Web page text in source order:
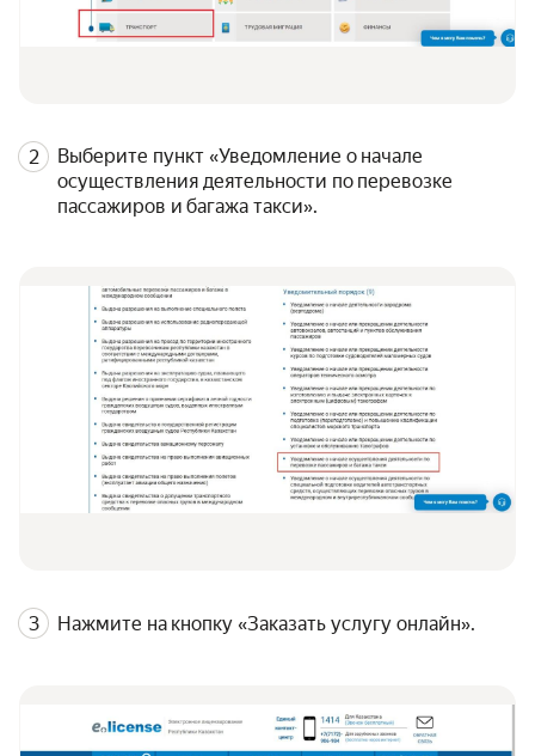
Выберите пункт «Уведомление о начале
осуществления деятельности по перевозке
пассажиров и багажа такси».
Нажмите на кнопку «Заказать услугу онлайн».